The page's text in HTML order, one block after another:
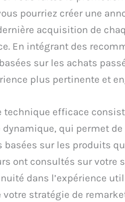
pourriez créer une
acquisition de
En intégrant des
sur les achats
plus pertinente et
technique efficace
dynamique, qui permet
basées sur les produits
ont consultés sur votre
dans l’expérience
votre stratégie de